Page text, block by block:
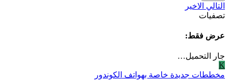
التالي الاخير
تصفيات
عرض فقط:
جار التحميل…
K
مخططات جديدة خاصة بهواتف الكوندور